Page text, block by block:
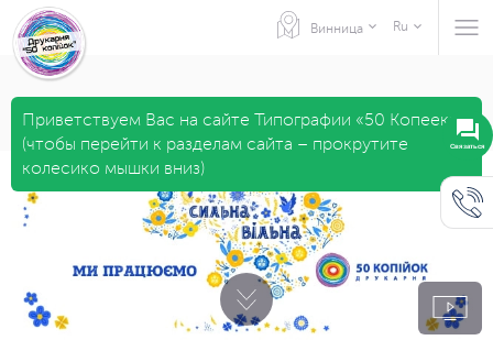
Винница Ru
Приветствуем Вас на сайте Типографии «50 Копеек»
(чтобы перейти к разделам сайта – прокрутите
колесико мышки вниз)
Связаться